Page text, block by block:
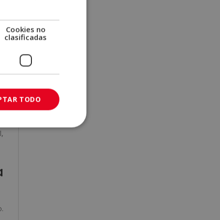
Cookies no
clasificadas
TODO